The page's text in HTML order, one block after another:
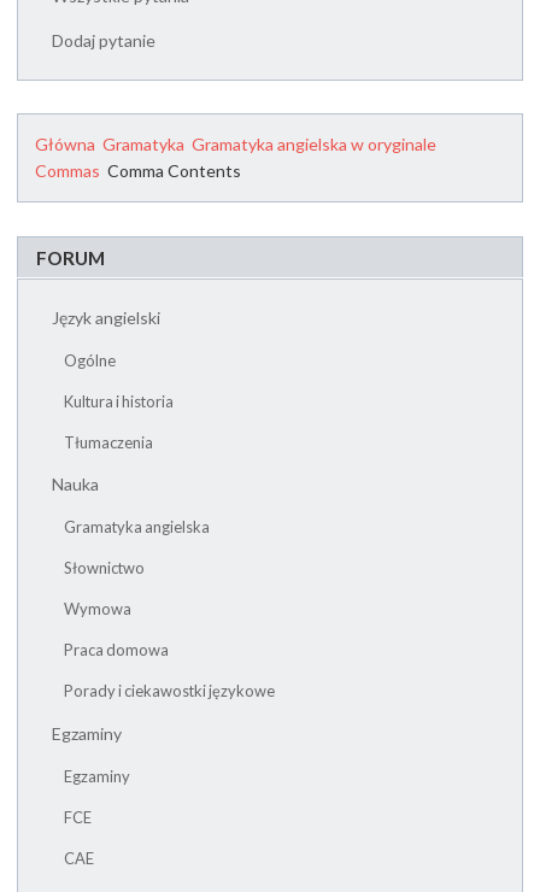
Dodaj pytanie
Główna Gramatyka Gramatyka angielska w oryginale
Commas Comma Contents
FORUM
Język angielski
Ogólne
Kultura i historia
Tłumaczenia
Nauka
Gramatyka angielska
Słownictwo
Wymowa
Praca domowa
Porady i ciekawostki językowe
Egzaminy
Egzaminy
FCE
CAE